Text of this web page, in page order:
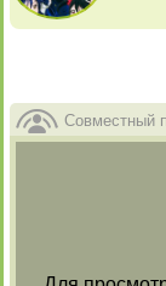
Совместный